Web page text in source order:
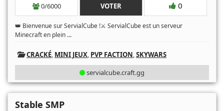
0/6000 VOTER 0
👑 Bienvenue sur ServialCube !⚔️ ServialCube est un serveur
Minecraft en plein ...
CRACKÉ, MINI JEUX, PVP FACTION,SKYWARS
servialcube.craft.gg
Stable SMP